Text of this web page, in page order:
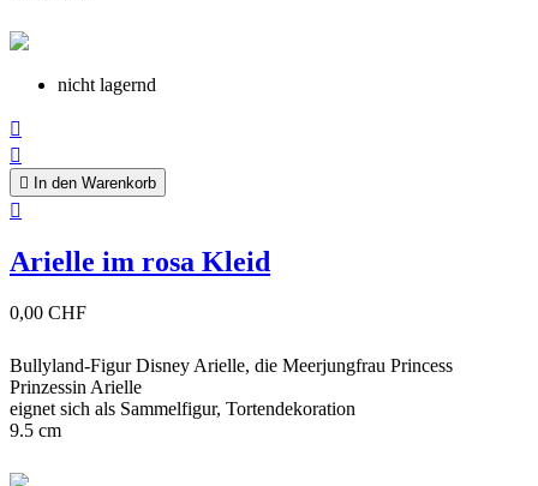
nicht lagernd


 In den Warenkorb

Arielle im rosa Kleid
0,00 CHF
Bullyland-Figur Disney Arielle, die Meerjungfrau Princess
Prinzessin Arielle
eignet sich als Sammelfigur, Tortendekoration
9.5 cm